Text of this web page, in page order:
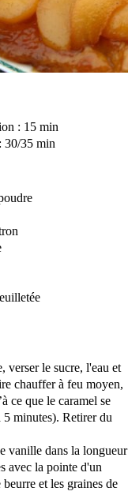
: 15 min
30/35 min
verser le sucre, l'eau et
chauffer à feu moyen,
ce que le caramel se
5 minutes). Retirer du
vanille dans la longueur
avec la pointe d'un
beurre et les graines de